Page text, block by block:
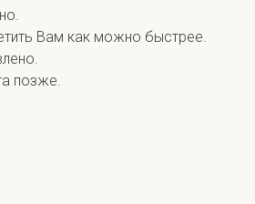
Вам как можно быстрее.
позже.